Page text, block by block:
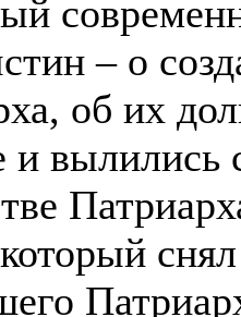
– о
об их
и вылились